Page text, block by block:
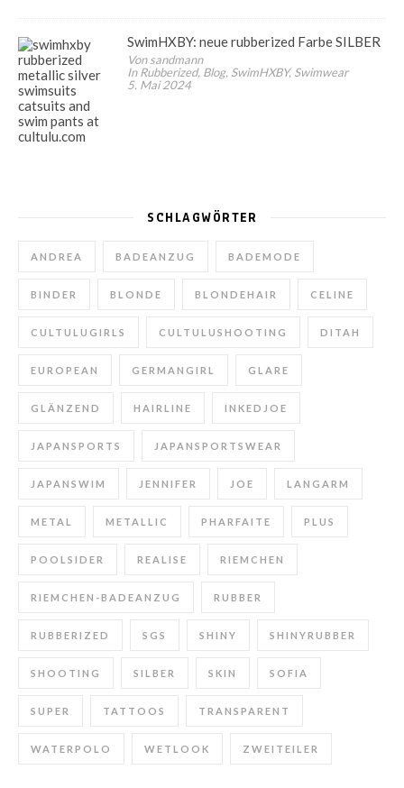
SwimHXBY: neue rubberized Farbe SILBER
Von sandmann
In Rubberized, Blog, SwimHXBY, Swimwear
5. Mai 2024
SCHLAGWÖRTER
ANDREA BADEANZUG BADEMODE
BINDER BLONDE BLONDEHAIR CELINE
CULTULUGIRLS CULTULUSHOOTING DITAH
EUROPEAN GERMANGIRL GLARE
GLÄNZEND HAIRLINE INKEDJOE
JAPANSPORTS JAPANSPORTSWEAR
JAPANSWIM JENNIFER JOE LANGARM
METAL METALLIC PHARFAITE PLUS
POOLSIDER REALISE RIEMCHEN
RIEMCHEN-BADEANZUG RUBBER
RUBBERIZED SGS SHINY SHINYRUBBER
SHOOTING SILBER SKIN SOFIA
SUPER TATTOOS TRANSPARENT
WATERPOLO WETLOOK ZWEITEILER